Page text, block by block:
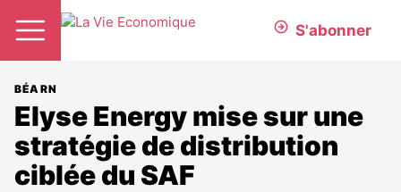
S'abonner
BÉARN
Elyse Energy mise sur une
stratégie de distribution
ciblée du SAF